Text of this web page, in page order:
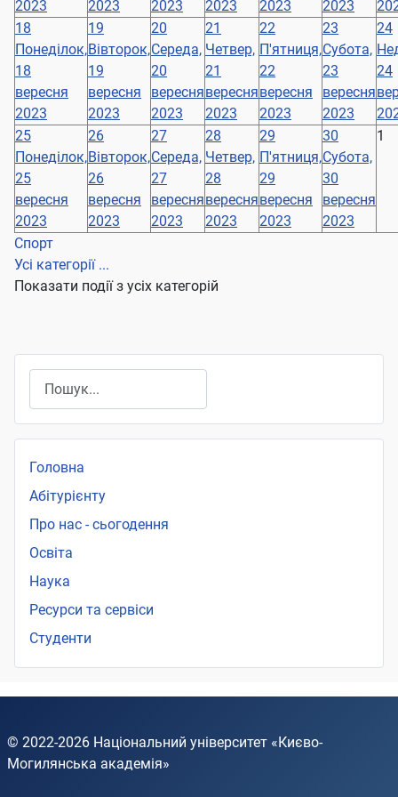
2023
2023
2023
2023
2023
2023
18
Понеділок,
18
вересня
2023
19
Вівторок,
19
вересня
2023
20
Середа,
20
вересня
2023
21
Четвер,
21
вересня
2023
22
П'ятниця,
22
вересня
2023
23
Субота,
23
вересня
2023
24
24
25
Понеділок,
25
вересня
2023
26
Вівторок,
26
вересня
2023
27
Середа,
27
вересня
2023
28
Четвер,
28
вересня
2023
29
П'ятниця,
29
вересня
2023
30
Субота,
30
вересня
2023
1
Спорт
Усі категорії ...
Показати події з усіх категорій
Головна
Абітурієнту
Про нас - сьогодення
Освіта
Наука
Ресурси та сервіси
Студенти
© 2022-2026 Національний університет «Києво-
Могилянська академія»